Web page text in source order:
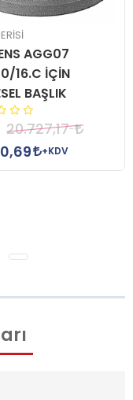
AGG07
16.C İÇİN
BAŞLIK
20.727,17
+KDV